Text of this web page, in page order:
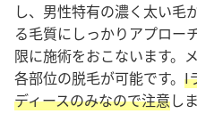
し、男性特有の濃く太い毛
る毛質にしっかりアプロー
限に施術をおこないます。
各部位の脱毛が可能です。 I
ディースのみなので注意し